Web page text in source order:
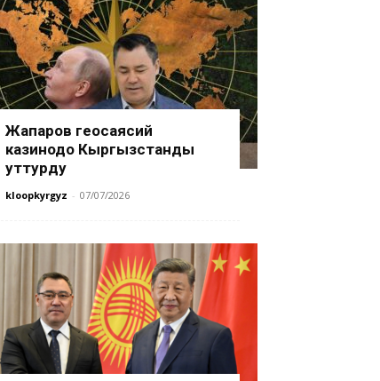
Жапаров геосаясий
казинодо Кыргызстанды
уттурду
kloopkyrgyz - 07/07/2026